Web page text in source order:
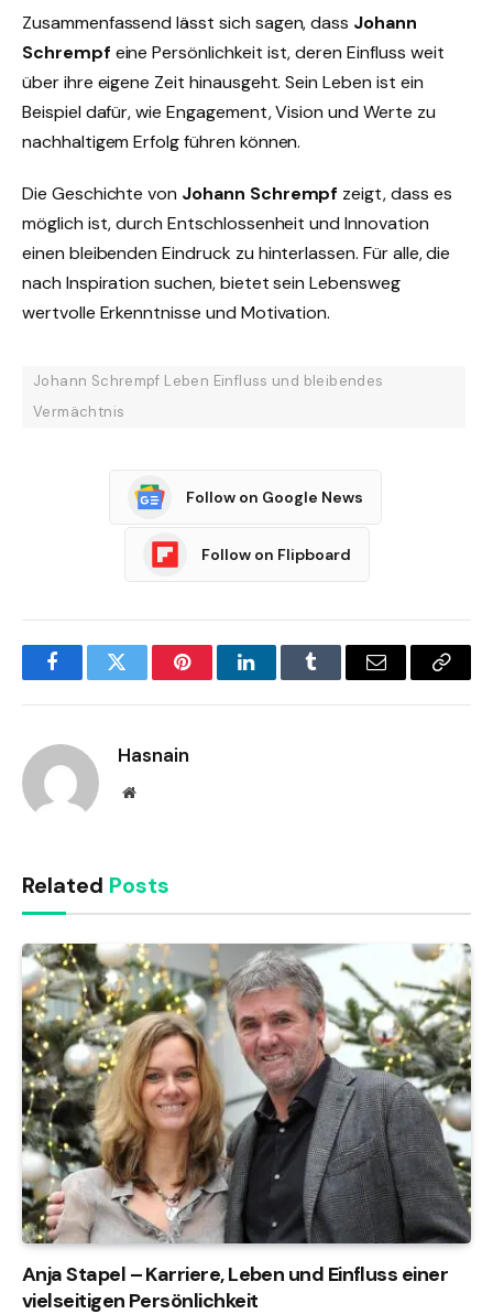
Zusammenfassend lässt sich sagen, dass Johann
Schrempf eine Persönlichkeit ist, deren Einfluss weit
über ihre eigene Zeit hinausgeht. Sein Leben ist ein
Beispiel dafür, wie Engagement, Vision und Werte zu
nachhaltigem Erfolg führen können.
Die Geschichte von Johann Schrempf zeigt, dass es
möglich ist, durch Entschlossenheit und Innovation
einen bleibenden Eindruck zu hinterlassen. Für alle, die
nach Inspiration suchen, bietet sein Lebensweg
wertvolle Erkenntnisse und Motivation.
Johann Schrempf Leben Einfluss und bleibendes
Vermächtnis
Follow on Google News
Follow on Flipboard
FacebookTwitter PinterestLinkedInTumblr Email
Copy
Hasnain
Website
Related Posts
Anja Stapel – Karriere, Leben und Einfluss einer
vielseitigen Persönlichkeit